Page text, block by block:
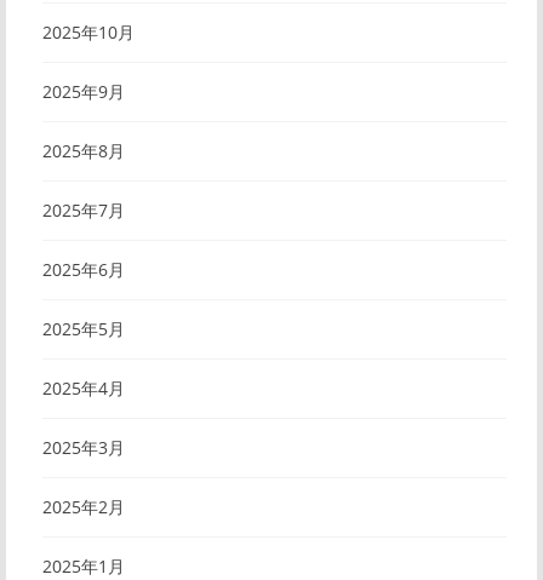
2025年10月
2025年9月
2025年8月
2025年7月
2025年6月
2025年5月
2025年4月
2025年3月
2025年2月
2025年1月